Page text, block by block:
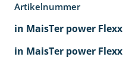
Artikelnummer
in MaisTer power Flexx
in MaisTer power Flexx